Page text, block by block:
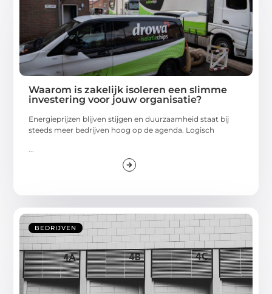
Waarom is zakelijk isoleren een slimme
investering voor jouw organisatie?
Energieprijzen blijven stijgen en duurzaamheid staat bij
steeds meer bedrijven hoog op de agenda. Logisch
...
BEDRIJVEN